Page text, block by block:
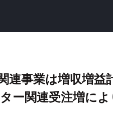
連事業は増収増
ー関連受注増に